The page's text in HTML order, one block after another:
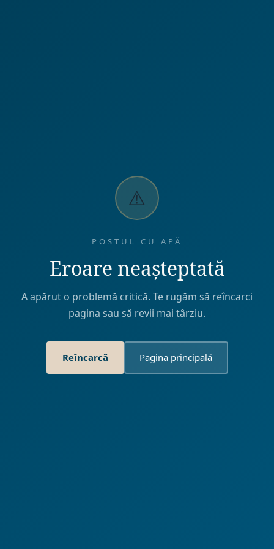
⚠️
POSTUL CU APĂ
Eroare neașteptată
A apărut o problemă critică. Te rugăm să reîncarci
pagina sau să revii mai târziu.
Reîncarcă Pagina principală